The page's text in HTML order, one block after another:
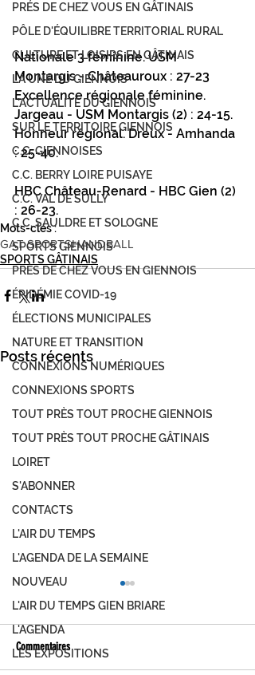
PRÉS DE CHEZ VOUS EN GÂTINAIS
PÔLE D'ÉQUILIBRE TERRITORIAL RURAL
CULTURE ET LOISIRS EN GÂTINAIS
LA UNE DU GIENNOIS
L'ACTUALITÉ DU GIENNOIS
SUR LE TERRITOIRE GIENNOIS
C.C. GIENNOISES
C.C. BERRY LOIRE PUISAYE
C.C. VAL DE SULLY
C.C. SAULDRE ET SOLOGNE
SPORTS GIENNOIS
PRÈS DE CHEZ VOUS EN GIENNOIS
ÉPIDÉMIE COVID-19
ÉLECTIONS MUNICIPALES
NATURE ET TRANSITION
CONNEXIONS NUMÉRIQUES
CONNEXIONS SPORTS
TOUT PRÈS TOUT PROCHE GIENNOIS
TOUT PRÈS TOUT PROCHE GÂTINAIS
LOIRET
S'ABONNER
CONTACTS
L'AIR DU TEMPS
L'AGENDA DE LA SEMAINE
NOUVEAU
L'AIR DU TEMPS GIEN BRIARE
L'AGENDA
LES EXPOSITIONS
Nationale 3 féminine. USM
Montargis - Châteauroux : 27-23
Excellence régionale féminine.
Jargeau - USM Montargis (2) : 24-15.
Honneur régional. Dreux - Amhanda
: 25-40.
HBC Château-Renard - HBC Gien (2)
: 26-23.
Mots-clés :
GAT SPORTSHANDBALL
SPORTS GÂTINAIS
Posts récents
Commentaires